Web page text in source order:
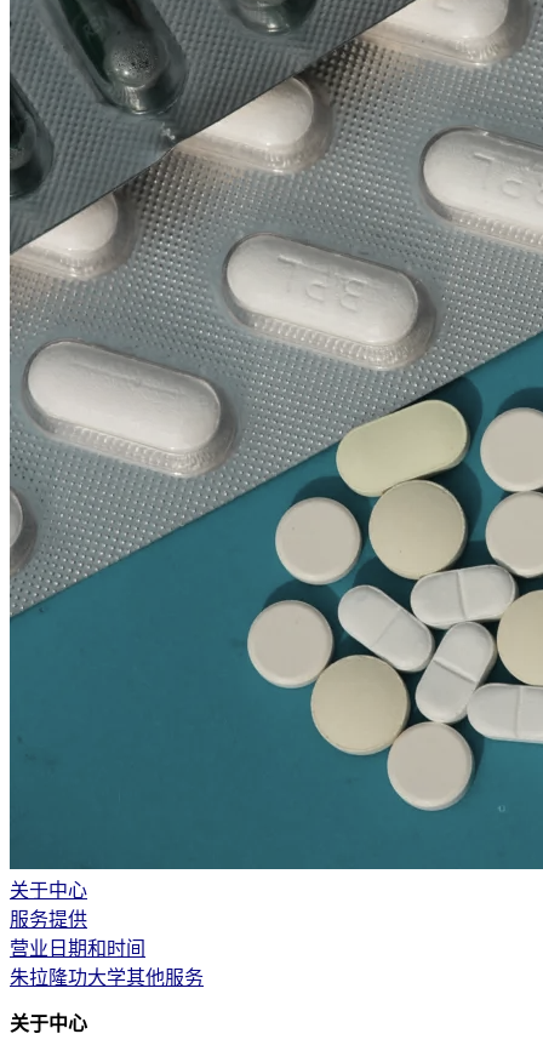
关于中心
服务提供
营业日期和时间
朱拉隆功大学其他服务
关于中心